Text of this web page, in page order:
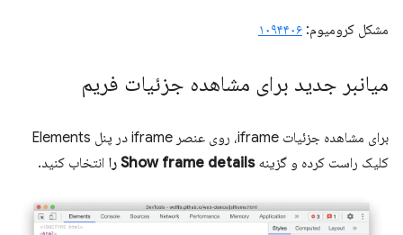
مشکل کرومیوم: ۱۰۹۴۴۰۶
میانبر جدید برای مشاهده جزئیات فریم
برای مشاهده جزئیات iframe، روی عنصر iframe در پنل Elements
کلیک راست کرده و گزینهShow frame details را انتخاب کنید.